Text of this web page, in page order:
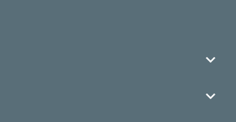

